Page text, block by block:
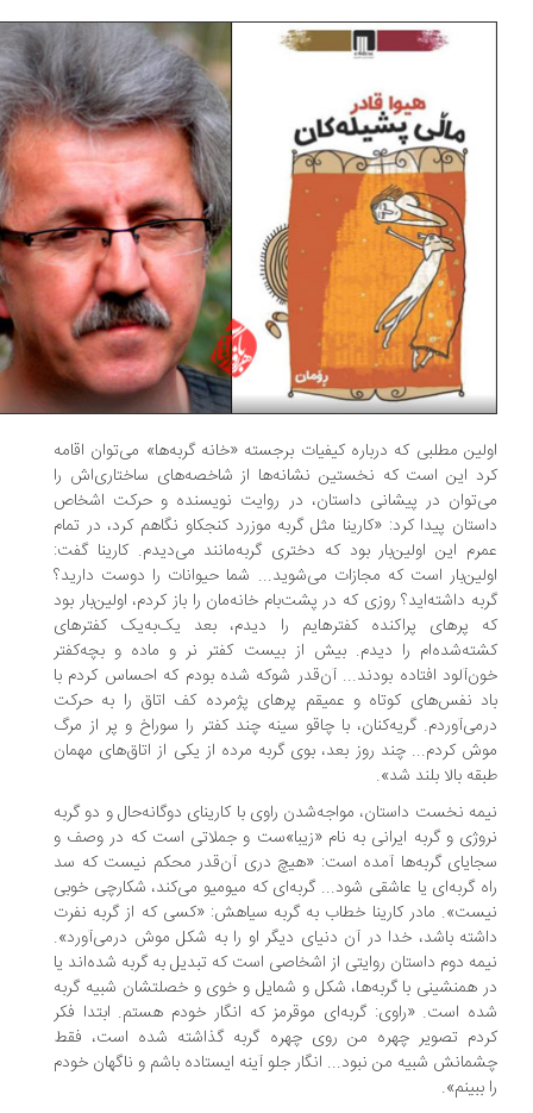
مطلبی که درباره‌ کیفیات برجسته «خانه‌ گربه‌ها» می‌توان اقامه
این است که نخستین نشانه‌ها از شاخصه‌های ساختاری‌اش را
در پیشانی داستان، در روایت نویسنده و حرکت اشخاص
پیدا کرد: «کارینا مثل گربه‌ موزرد کنجکاو نگاهم کرد، در تمام
این اولین‌بار بود که دختری گربه‌مانند می‌دیدم. کارینا گفت:
است که مجازات می‌شوید... شما حیوانات را دوست دارید؟
داشته‌اید؟ روزی که در پشت‌بام خانه‌مان را باز کردم، اولین‌بار بود
پرهای پراکنده‌ کفترهایم را دیدم، بعد یک‌به‌یک کفترهای
را دیدم. بیش از بیست کفتر نر و ماده و بچه‌کفتر
افتاده بودند... آن‌قدر شوکه شده بودم که احساس کردم با
نفس‌های کوتاه و عمیقم پرهای پژمرده‌ کف اتاق را به حرکت
گریه‌کنان، با چاقو سینه‌ چند کفتر را سوراخ و پر از مرگ
کردم... چند روز بعد، بوی گربه‌ مرده از یکی از اتاق‌های مهمان
بالا بلند شد».
نخست داستان، مواجه‌شدن راوی با کارینای دوگانه‌حال و دو گربه‌
و گربه‌ ایرانی به نام «زیبا»ست و جملاتی است که در وصف و
گربه‌ها آمده است: «هیچ دری آن‌قدر محکم نیست که سد
گربه‌ای یا عاشقی شود... گربه‌ای که میومیو می‌کند، شکارچی خوبی
مادر کارینا خطاب به گربه‌ سیاهش: «کسی که از گربه نفرت
باشد، خدا در آن دنیای دیگر او را به شکل موش درمی‌آورد».
دوم داستان روایتی از اشخاصی است که تبدیل به گربه شده‌اند یا
همنشینی با گربه‌ها، شکل و‌ شمایل و خوی و خصلتشان شبیه گربه
است. «راوی: گربه‌ای موقرمز که انگار خودم هستم. ابتدا فکر
تصویر چهره‌ من روی چهره‌ گربه گذاشته شده است، فقط
شبیه من نبود... انگار جلو آینه ایستاده باشم و ناگهان خودم
ببینم».